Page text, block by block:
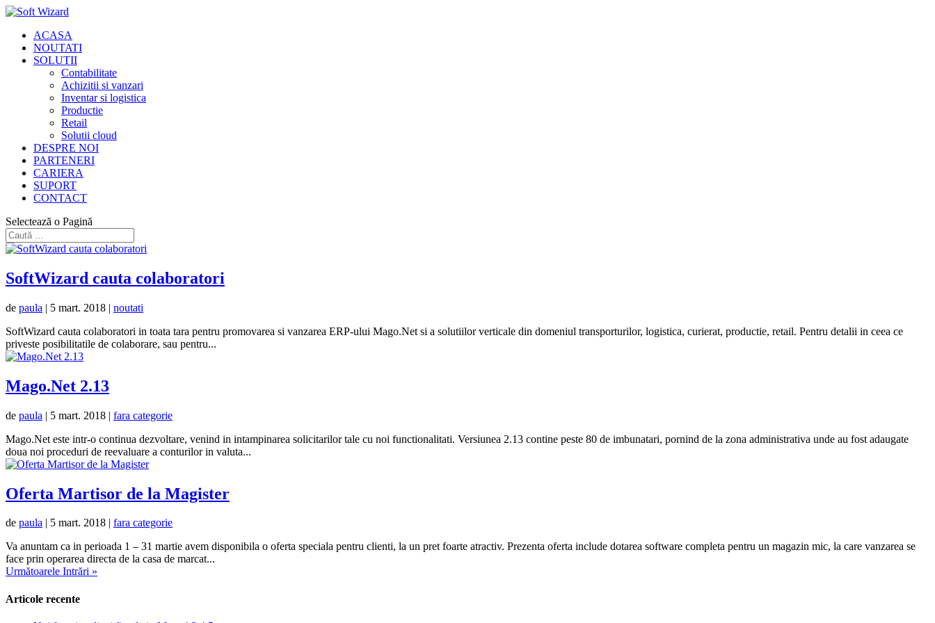
ACASA
NOUTATI
SOLUTII
Contabilitate
Achizitii si vanzari
Inventar si logistica
Productie
Retail
Solutii cloud
DESPRE NOI
PARTENERI
CARIERA
SUPORT
CONTACT
Selectează o Pagină
SoftWizard cauta colaboratori
de paula | 5 mart. 2018 | noutati
SoftWizard cauta colaboratori in toata tara pentru promovarea si vanzarea ERP-ului Mago.Net si a solutiilor verticale din domeniul transporturilor, logistica, curierat, productie, retail. Pentru detalii in ceea ce
priveste posibilitatile de colaborare, sau pentru...
Mago.Net 2.13
de paula | 5 mart. 2018 | fara categorie
Mago.Net este intr-o continua dezvoltare, venind in intampinarea solicitarilor tale cu noi functionalitati. Versiunea 2.13 contine peste 80 de imbunatari, pornind de la zona administrativa unde au fost adaugate
doua noi proceduri de reevaluare a conturilor in valuta...
Oferta Martisor de la Magister
de paula | 5 mart. 2018 | fara categorie
Va anuntam ca in perioada 1 – 31 martie avem disponibila o oferta speciala pentru clienti, la un pret foarte atractiv. Prezenta oferta include dotarea software completa pentru un magazin mic, la care vanzarea se
face prin operarea directa de la casa de marcat...
Următoarele Intrări »
Articole recente